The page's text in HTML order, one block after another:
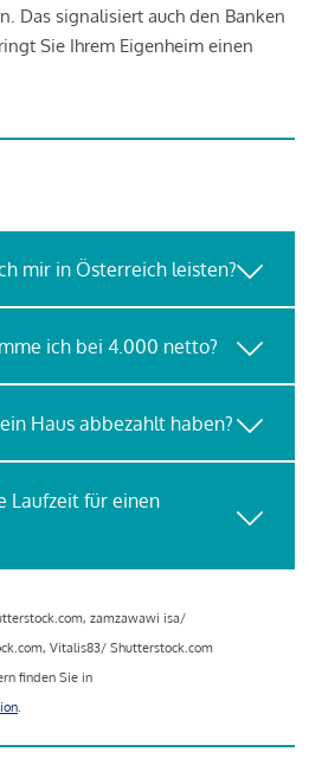
Das signalisiert auch den Banken
Sie Ihrem Eigenheim einen
mir in Österreich leisten?
ich bei 4.000 netto?
Haus abbezahlt haben?
Laufzeit für einen
zamzawawi isa/
Vitalis83/ Shutterstock.com
finden Sie in
.